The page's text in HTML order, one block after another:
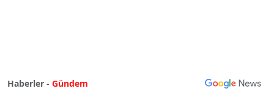
Haberler - Gündem